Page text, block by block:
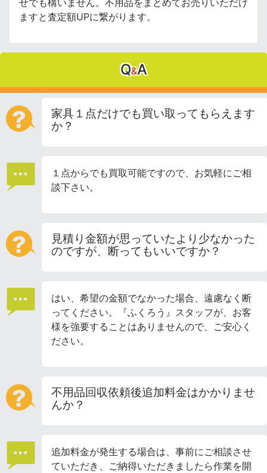
せでも構いません。不用品をまとめてお売りいただけ
ますと査定額UPに繋がります。
Q&A
家具１点だけでも買い取ってもらえます
か？
１点からでも買取可能ですので、お気軽にご相
談下さい。
見積り金額が思っていたより少なかった
のですが、断ってもいいですか？
はい、希望の金額でなかった場合、遠慮なく断
ってください。『ふくろう』スタッフが、お客
様を強要することはありませんので、ご安心く
ださい。
不用品回収依頼後追加料金はかかりませ
んか？
追加料金が発生する場合は、事前にご相談させ
ていただき、ご納得いただきましたら作業を開